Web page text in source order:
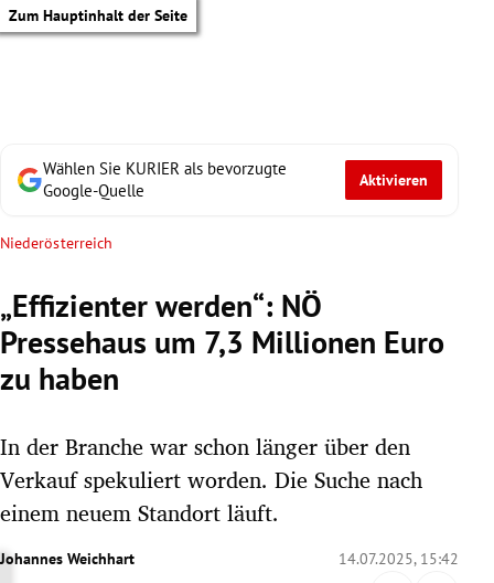
Zum Hauptinhalt der Seite
Untermenü
Untermenü
Wählen Sie KURIER als bevorzugte
Google-Quelle
Aktivieren
Niederösterreich
„Effizienter werden“: NÖ
Pressehaus um 7,3 Millionen Euro
zu haben
In der Branche war schon länger über den
Verkauf spekuliert worden. Die Suche nach
einem neuem Standort läuft.
Johannes Weichhart 14.07.2025, 15:42